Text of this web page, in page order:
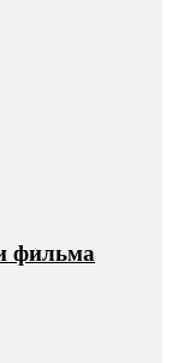
фильма